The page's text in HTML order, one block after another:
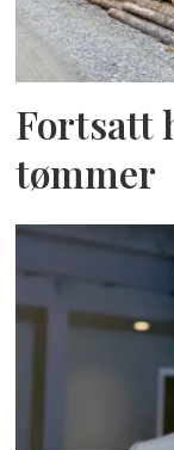
Fortsatt
tømmer